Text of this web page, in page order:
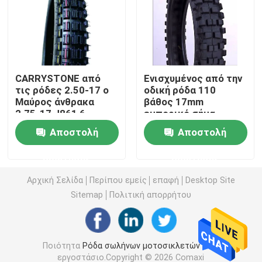
Από τη ρόδα οδικών μοτοσικλετών
Τρίκυκλη ρόδα
Ρόδα μηχανικών δίκυκλων μοτοσικλετών
Ηλεκτρική ρόδα μοτοσικλετών
Εσωτερικός σωλήνας μοτοσικλετών
Τρίκυκλος εσωτερικός σωλήνας
CARRYSTONE από
τις ρόδες 2.50-17 ο
Μαύρος άνθρακα
2.75-17 J861 6
ΖΕΥΓΆΡΙΑ/8 TT
ΖΕΥΓΆΡΙΑ οδικών
μοτοσικλετών cOem
Αποστολή
Ενισχυμένος από την
οδική ρόδα 110
βάθος 17mm
εμπορικό σήμα
CARRYSTONE
σχεδίων 100-18 J856
6PRTT
Αποστολή
Αρχική Σελίδα Περίπου εμείς επαφή
Desktop Site
Sitemap
Πολιτική απορρήτου
Ποιότητα Ρόδα σωλήνων μοτοσικλετώνΚίνα
εργοστάσιο.Copyright © 2026 Comaxi